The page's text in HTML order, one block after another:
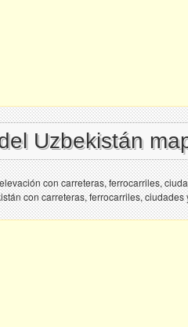
Uzbekistán
con carreteras, ferrocarriles,
con carreteras, ferrocarriles, ciudades